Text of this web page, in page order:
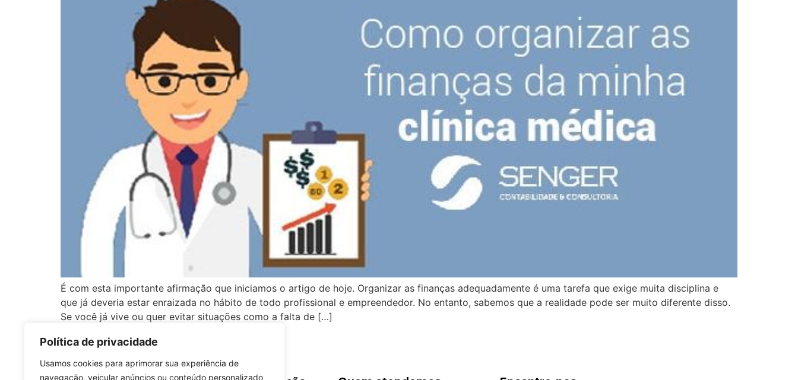
Política de privacidade
Usamos cookies para aprimorar sua experiência de
navegação, veicular anúncios ou conteúdo personalizado
É com esta importante afirmação que iniciamos o artigo de hoje. Organizar as finanças adequadamente é uma tarefa que exige muita disciplina e
que já deveria estar enraizada no hábito de todo profissional e empreendedor. No entanto, sabemos que a realidade pode ser muito diferente disso.
Se você já vive ou quer evitar situações como a falta de […]